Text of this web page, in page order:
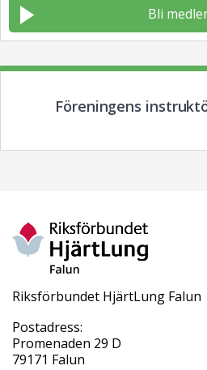
Bli
Föreningens
Riksförbundet HjärtLung Falun
Postadress:
Promenaden 29 D
79171 Falun